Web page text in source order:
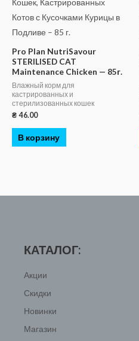
Pro Plan NutriSavour
STERILISED CAT
Maintenance Chicken — 85г.
Влажный корм для
кастрированных и
стерилизованных кошек
₴ 46.00
В корзину
КАТАЛОГ:
Акции
Скидки
Новинки
Магазин